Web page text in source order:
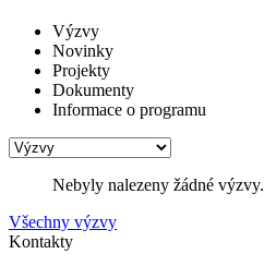
Výzvy
Novinky
Projekty
Dokumenty
Informace o programu
Nebyly nalezeny žádné výzvy.
Všechny výzvy
Kontakty